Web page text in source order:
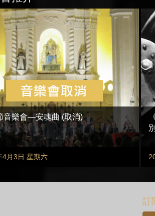
音樂會—安魂曲 (取消)
4月3日 星期六
訂